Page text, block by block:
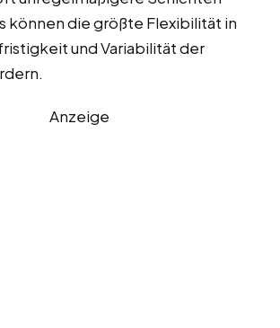
können die größte Flexibilität in
und Variabilität der
Anzeige